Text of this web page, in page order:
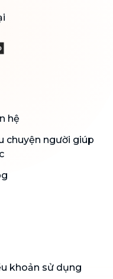
hệ
chuyện người giúp
khoản sử dụng